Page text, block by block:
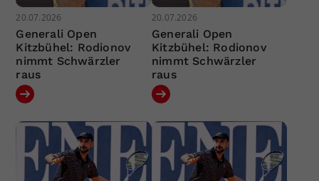
20.07.2026
Generali Open
Kitzbühel: Rodionov
nimmt Schwärzler
raus
20.07.2026
Generali Open
Kitzbühel: Rodionov
nimmt Schwärzler
raus